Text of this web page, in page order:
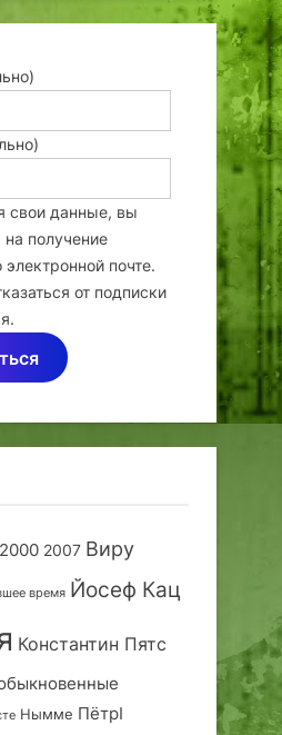
свои данные, вы
на получение
почте.
от подписки
2000 2007 Виру
время Йосеф Кац
Константин Пятс
Нымме ПётрI